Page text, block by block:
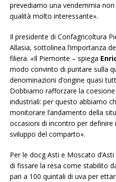
prevediamo una vendemmia
qualità molto interessante».
Il presidente di Confagricoltura
Allasia, sottolinea l’importanza
filiera. «Il Piemonte – spiega
modo convinto di puntare sulla
denominazioni d’origine quasi
Dobbiamo rafforzare la
industriali: per questo abbiamo
monitorare l’andamento della
occasioni di incontro per definire
sviluppo del comparto».
Per le docg Asti e Moscato
di fissare la resa come stabilito
pari a 100 quintali di uva per